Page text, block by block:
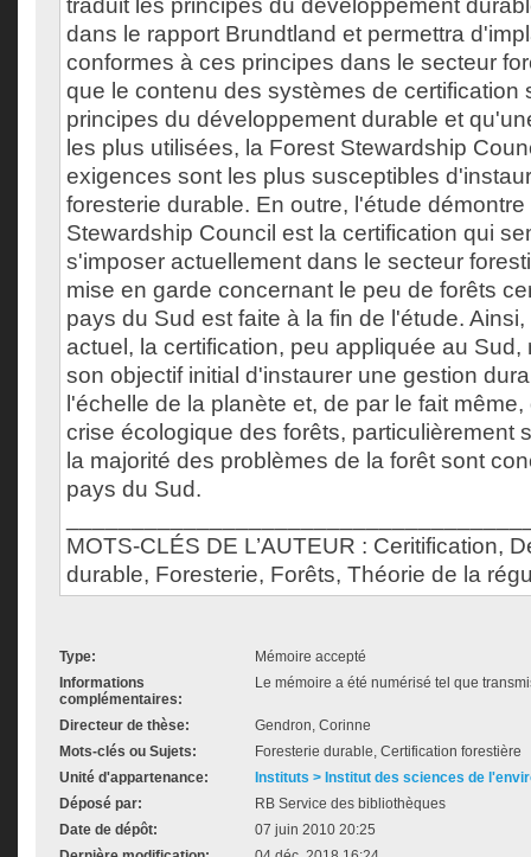
traduit les principes du développement
dans le rapport Brundtland et permettra
conformes à ces principes dans le secteur
que le contenu des systèmes de certification
principes du développement durable et
les plus utilisées, la Forest Stewardship
exigences sont les plus susceptibles
foresterie durable. En outre, l'étude
Stewardship Council est la certification qui
s'imposer actuellement dans le secteur
mise en garde concernant le peu de forêts
pays du Sud est faite à la fin de l'étude.
actuel, la certification, peu appliquée au Sud,
son objectif initial d'instaurer une gestion
l'échelle de la planète et, de par le fait
crise écologique des forêts, particulièrement
la majorité des problèmes de la forêt sont
pays du Sud.
MOTS-CLÉS DE L’AUTEUR : Ceritification,
durable, Foresterie, Forêts, Théorie de la
Type:
Mémoire accepté
Informations
complémentaires:
Le mémoire a été numérisé tel que
Directeur de thèse:
Gendron, Corinne
Mots-clés ou Sujets:
Foresterie durable, Certification forestière
Unité d'appartenance:
Instituts > Institut des sciences de
Déposé par:
RB Service des bibliothèques
Date de dépôt:
07 juin 2010 20:25